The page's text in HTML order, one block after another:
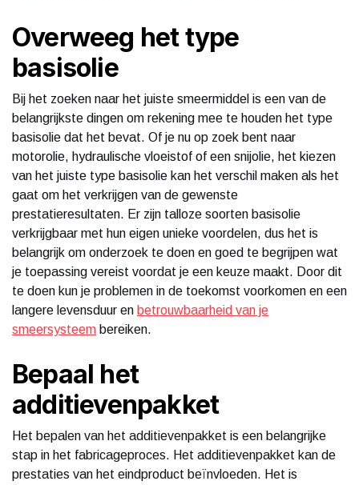
Overweeg het type
basisolie
Bij het zoeken naar het juiste smeermiddel is een van de
belangrijkste dingen om rekening mee te houden het type
basisolie dat het bevat. Of je nu op zoek bent naar
motorolie, hydraulische vloeistof of een snijolie, het kiezen
van het juiste type basisolie kan het verschil maken als het
gaat om het verkrijgen van de gewenste
prestatieresultaten. Er zijn talloze soorten basisolie
verkrijgbaar met hun eigen unieke voordelen, dus het is
belangrijk om onderzoek te doen en goed te begrijpen wat
je toepassing vereist voordat je een keuze maakt. Door dit
te doen kun je problemen in de toekomst voorkomen en een
langere levensduur en betrouwbaarheid van je
smeersysteem bereiken.
Bepaal het
additievenpakket
Het bepalen van het additievenpakket is een belangrijke
stap in het fabricageproces. Het additievenpakket kan de
prestaties van het eindproduct beïnvloeden. Het is